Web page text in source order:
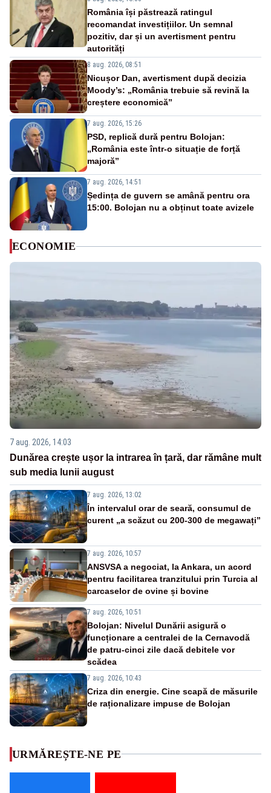
România își păstrează ratingul
recomandat investițiilor. Un semnal
pozitiv, dar și un avertisment pentru
autorități
8 aug. 2026, 08:51
Nicușor Dan, avertisment după decizia
Moody’s: „România trebuie să revină la
creștere economică”
7 aug. 2026, 15:26
PSD, replică dură pentru Bolojan:
„România este într-o situație de forță
majoră”
7 aug. 2026, 14:51
Ședința de guvern se amână pentru ora
15:00. Bolojan nu a obținut toate avizele
ECONOMIE
7 aug. 2026, 14:03
Dunărea crește ușor la intrarea în țară, dar rămâne mult
sub media lunii august
7 aug. 2026, 13:02
În intervalul orar de seară, consumul de
curent „a scăzut cu 200-300 de megawați”
7 aug. 2026, 10:57
ANSVSA a negociat, la Ankara, un acord
pentru facilitarea tranzitului prin Turcia al
carcaselor de ovine și bovine
7 aug. 2026, 10:51
Bolojan: Nivelul Dunării asigură o
funcționare a centralei de la Cernavodă
de patru-cinci zile dacă debitele vor
scădea
7 aug. 2026, 10:43
Criza din energie. Cine scapă de măsurile
de raționalizare impuse de Bolojan
URMĂREȘTE-NE PE